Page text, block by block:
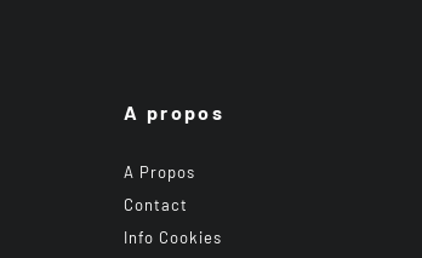
A propos
A Propos
Contact
Info Cookies